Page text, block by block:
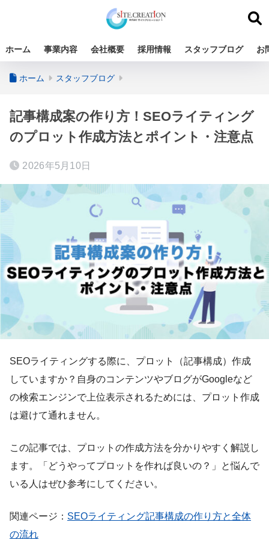
ホーム 事業内容 会社概要 採用情報 スタッフブログ お
ホーム スタッフブログ
記事構成案の作り方！SEOライティング
のプロット作成方法とポイント・注意点
2026年5月10日
SEOライティングする際に、プロット（記事構成）作成
していますか？自身のコンテンツやブログがGoogleなど
の検索エンジンで上位表示されるためには、プロット作成
は避けて通れません。
この記事では、プロットの作成方法を分かりやすく解説し
ます。「どうやってプロットを作れば良いの？」と悩んで
いる人はぜひ参考にしてください。
関連ページ： SEOライティング記事構成の作り方と全体
の流れ